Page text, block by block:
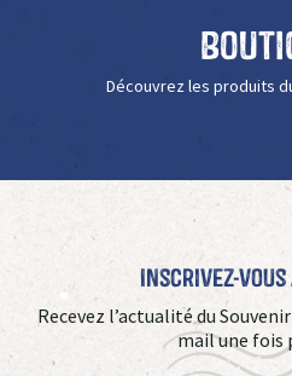
Découvrez les produits
Inscrivez-
Recevez l’actualité du
mail une fois